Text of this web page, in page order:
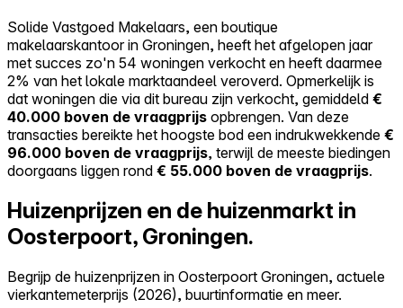
Solide Vastgoed Makelaars, een boutique
makelaarskantoor in Groningen, heeft het afgelopen jaar
met succes zo'n 54 woningen verkocht en heeft daarmee
2% van het lokale marktaandeel veroverd. Opmerkelijk is
dat woningen die via dit bureau zijn verkocht, gemiddeld €
40.000 boven de vraagprijs opbrengen. Van deze
transacties bereikte het hoogste bod een indrukwekkende €
96.000 boven de vraagprijs, terwijl de meeste biedingen
doorgaans liggen rond € 55.000 boven de vraagprijs.
Huizenprijzen en de huizenmarkt in
Oosterpoort, Groningen.
Begrijp de huizenprijzen in Oosterpoort Groningen, actuele
vierkantemeterprijs (2026), buurtinformatie en meer.